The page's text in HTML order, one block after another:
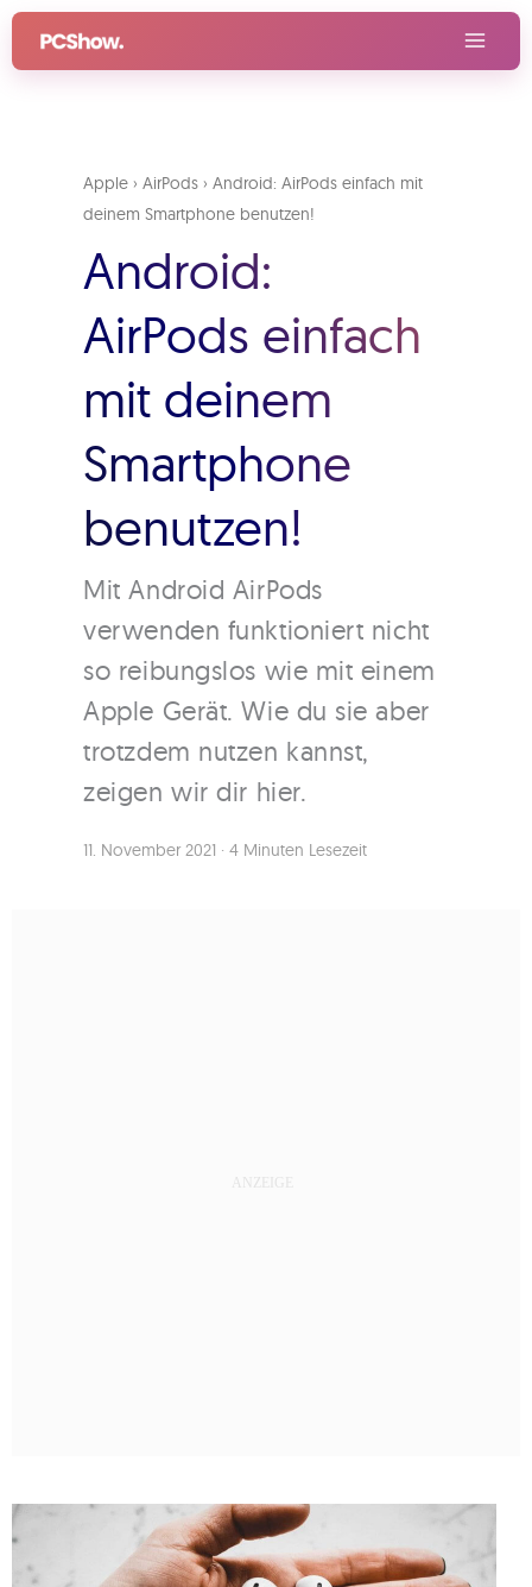
Zum
Inhalt
Apple ›AirPods ›Android: AirPods einfach mit
deinem Smartphone benutzen!
Android:
AirPods einfach
mit deinem
Smartphone
benutzen!
Mit Android AirPods
verwenden funktioniert nicht
so reibungslos wie mit einem
Apple Gerät. Wie du sie aber
trotzdem nutzen kannst,
zeigen wir dir hier.
11. November 2021 ·4 Minuten Lesezeit